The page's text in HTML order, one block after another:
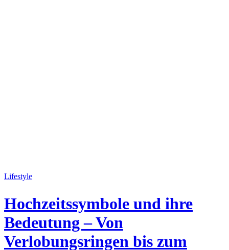
Lifestyle
Hochzeitssymbole und ihre
Bedeutung – Von
Verlobungsringen bis zum